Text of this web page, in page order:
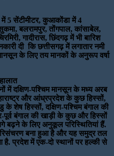
5 सेंटीमीटर, कुआकोंडा में 4
बलरामपुर, तोंगपाल, कांसाबेल,
गादीरास, छिंदगढ़ में भी बारिश
दी कि छत्तीसगढ़ में लगातार नमी
के लिए तय मानकों के अनुरूप वर्षा
में दक्षिण-पश्चिम मानसून के मध्य अरब
और आंध्रप्रदेश के कुछ हिस्सों,
शेष हिस्सों, दक्षिण-पश्चिम बंगाल की
पूर्व बंगाल की खाड़ी के कुछ और हिस्सों
बढ़ने के लिए अनुकूल परिस्थितियां हैं.
बना हुआ है और यह समुद्र तल
प्रदेश में एक-दो स्थानों पर हल्की से